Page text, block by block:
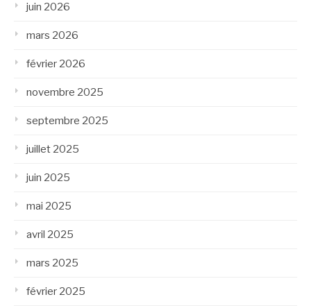
juin 2026
mars 2026
février 2026
novembre 2025
septembre 2025
juillet 2025
juin 2025
mai 2025
avril 2025
mars 2025
février 2025